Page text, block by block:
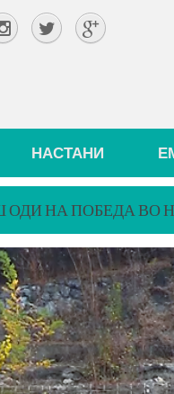
НАСТАНИ
ОДИ НА ПОБЕДА ВО